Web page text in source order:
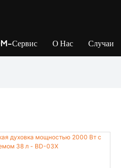
Сервис О Нас Случаи